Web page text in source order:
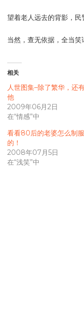
望着老人远去的背影，
当然，查无依据，全当笑
相关
人世图集–除了繁华，还
他
2009年06月2日
在“情感”中
看看80后的老婆怎么制
的！
2008年07月5日
在“浅笑”中